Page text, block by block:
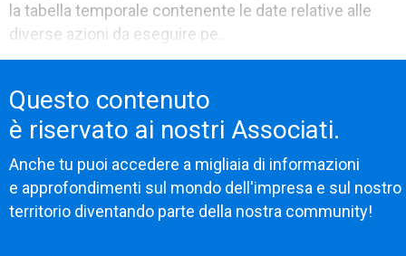
la tabella temporale contenente le date relative alle
diverse azioni da eseguire pe...
Questo contenuto
è riservato ai nostri Associati.
Anche tu puoi accedere a migliaia di informazioni
e approfondimenti sul mondo dell'impresa e sul nostro
territorio diventando parte della nostra community!